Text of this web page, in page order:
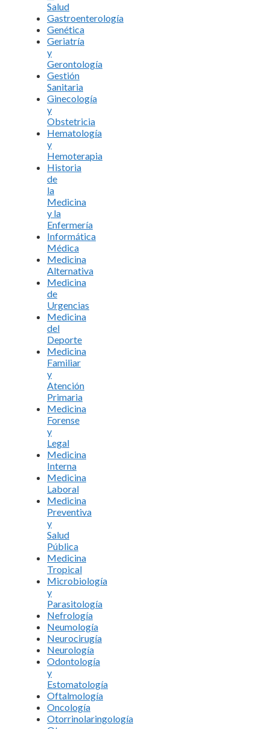
Salud
Gastroenterología
Genética
Geriatría
y
Gerontología
Gestión
Sanitaria
Ginecología
y
Obstetricia
Hematología
y
Hemoterapia
Historia
de
la
Medicina
y la
Enfermería
Informática
Médica
Medicina
Alternativa
Medicina
de
Urgencias
Medicina
del
Deporte
Medicina
Familiar
y
Atención
Primaria
Medicina
Forense
y
Legal
Medicina
Interna
Medicina
Laboral
Medicina
Preventiva
y
Salud
Pública
Medicina
Tropical
Microbiología
y
Parasitología
Nefrología
Neumología
Neurocirugía
Neurología
Odontología
y
Estomatología
Oftalmología
Oncología
Otorrinolaringología